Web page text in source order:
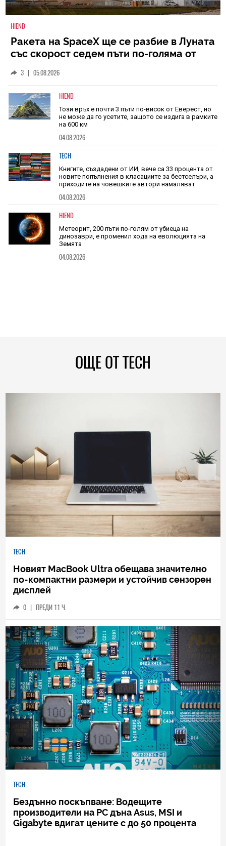
HIEND
Ракета на SpaceX ще се разбие в Луната
със скорост седем пъти по-голяма от
3 | 05.08.2026
HIEND
Този връх е почти 3 пъти по-висок от Еверест, но
не може да го усетите, защото се издига в рамките
на 600 км
04.08.2026
TECH
Книгите, създадени от ИИ, вече са 33 процента от
новите попълнения в класациите за бестселъри, а
приходите на човешките автори намаляват
04.08.2026
HIEND
Метеорит, 200 пъти по-голям от убиеца на
динозаври, е променил хода на еволюцията на
Земята
04.08.2026
ОЩЕ ОТ TECH
TECH
Новият MacBook Ultra обещава значително
по-компактни размери и устойчив сензорен
дисплей
0 | ПРЕДИ 11 Ч.
TECH
Бездънно поскъпване: Водещите
производители на РС дъна Asus, MSI и
Gigabyte вдигат цените с до 50 процента